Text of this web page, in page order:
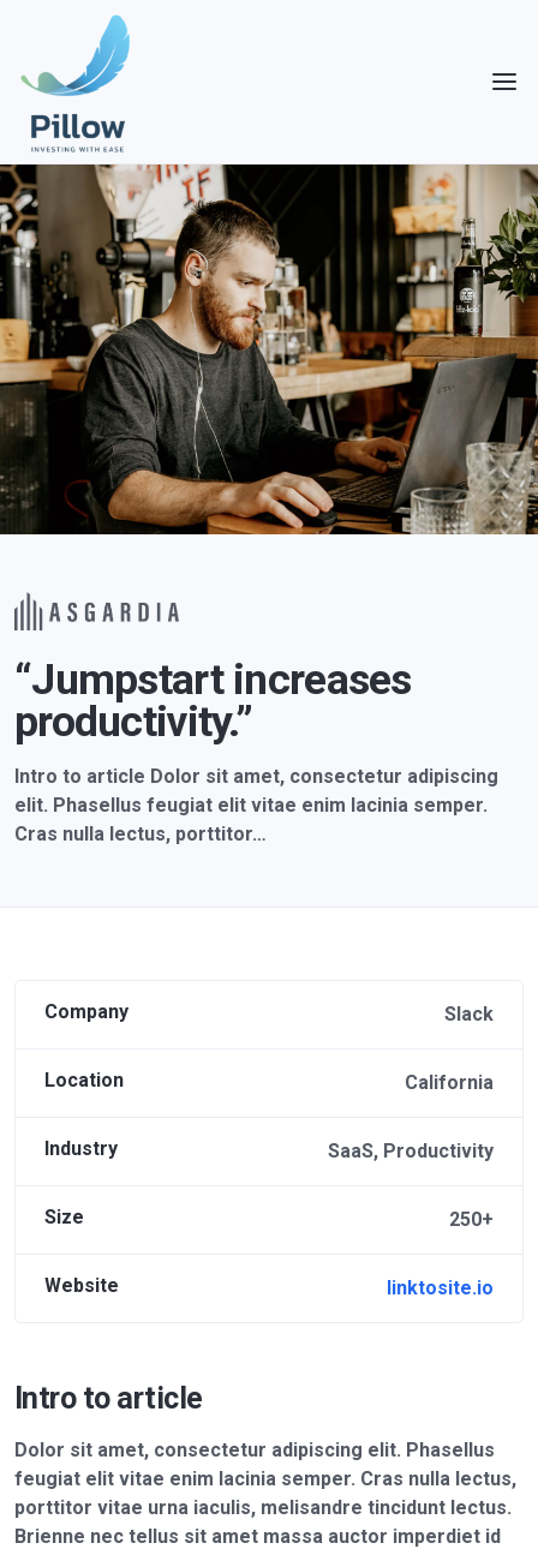
“Jumpstart increases
productivity.”
Intro to article Dolor sit amet, consectetur adipiscing
elit. Phasellus feugiat elit vitae enim lacinia semper.
Cras nulla lectus, porttitor…
Company Slack
Location California
Industry SaaS, Productivity
Size 250+
Website linktosite.io
Intro to article
Dolor sit amet, consectetur adipiscing elit. Phasellus
feugiat elit vitae enim lacinia semper. Cras nulla lectus,
porttitor vitae urna iaculis, melisandre tincidunt lectus.
Brienne nec tellus sit amet massa auctor imperdiet id